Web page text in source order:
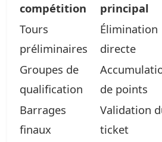
compétition
principal
Tours
préliminaires
Élimination
directe
Groupes de
qualification
de points
Barrages
finaux
Validation
ticket